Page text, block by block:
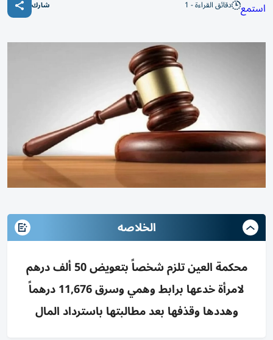
استمع دقائق القراءة - 1 شارك
الخلاصه
محكمة العين تلزم شخصاً بتعويض 50 ألف درهم
لامرأة خدعها برابط وهمي وسرق 11,676 درهماً
وهددها وقذفها بعد مطالبتها باسترداد المال